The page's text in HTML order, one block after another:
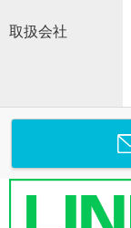
取扱会社